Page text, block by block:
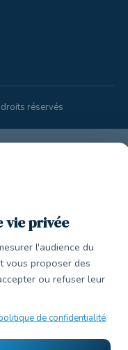
réservés
vie privée
l'audience du
vous proposer des
ou refuser leur
de confidentialité.